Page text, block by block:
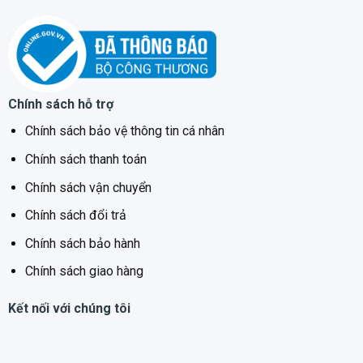
Bếp từ
không gian bếp hiện đại sang trọng với đầy đủ tiêu chí:
kiểu dáng đơn giản đẹp mắt, chức năng tối ưu hữu ích,
giá cả phải chăng và chất lượng hoàn hảo kèm với chính
sách 2 năm bảo hành chính hãng thì đây quả là lựa chọn
tốt nhất cho không gian bếp gia đình bạn.
Chính sách hỗ trợ
Chính sách bảo vệ thông tin cá nhân
Chính sách thanh toán
Chính sách vận chuyển
Chính sách đổi trả
Chính sách bảo hành
Chính sách giao hàng
Kết nối với chúng tôi